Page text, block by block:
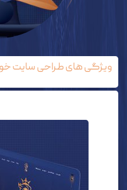
ویژگی های طراحی سایت